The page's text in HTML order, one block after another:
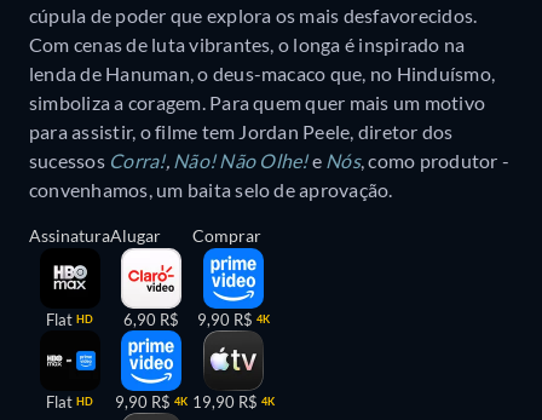
cúpula de poder que explora os mais desfavorecidos.
Com cenas de luta vibrantes, o longa é inspirado na
lenda de Hanuman, o deus-macaco que, no Hinduísmo,
simboliza a coragem. Para quem quer mais um motivo
para assistir, o filme tem Jordan Peele, diretor dos
sucessos Corra!, Não! Não Olhe!e Nós, como produtor -
convenhamos, um baita selo de aprovação.
Assinatura
Flat HD
Flat HD
Alugar
6,90 R$
9,90 R$ 4K
Comprar
9,90 R$ 4K
19,90 R$ 4K